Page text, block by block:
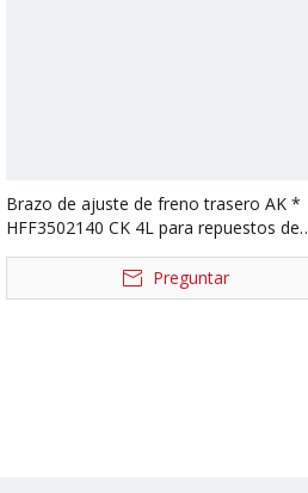
Brazo de ajuste de freno trasero AK *
HFF3502140 CK 4L para repuestos de
camiones Foton Auman AK *
HFF3502130 CK 4L Preguntar